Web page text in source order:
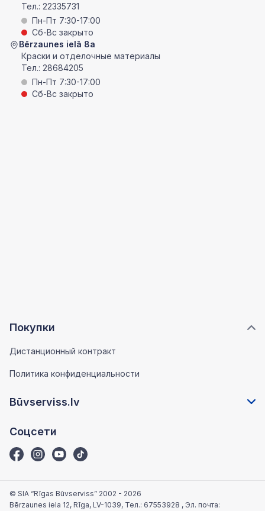
Покупки
Дистанционный контракт
Политика конфиденциальности
Būvserviss.lv
Соцсети
Тел.: 22335731
Пн-Пт 7:30-17:00
Сб-Вс закрыто
Bērzaunes ielā 8a
Краски и отделочные материалы
Тел.: 28684205
Пн-Пт 7:30-17:00
Сб-Вс закрыто
© SIA “Rīgas Būvserviss” 2002 - 2026
Bērzaunes iela 12, Rīga, LV-1039, Тел.: 67553928 , Эл. почта: